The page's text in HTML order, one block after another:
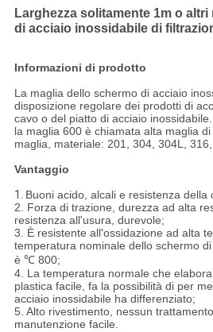
Larghezza solitamente 1m o
di acciaio inossidabile di
Informazioni di prodotto
La maglia dello schermo di acciaio
disposizione regolare dei prodotti di
cavo o del piatto di acciaio
la maglia 600 è chiamata alta maglia
maglia, materiale: 201, 304, 304L,
Vantaggio
1. Buoni acido, alcali e resistenza della
2. Forza di trazione, durezza ad alta
resistenza all'usura, durevole;
3. È resistente all'ossidazione ad alta
temperatura nominale dello schermo
è ℃ 800;
4. La temperatura normale che
plastica facile, fa la possibilità di per
acciaio inossidabile ha differenziato;
5. Alto rivestimento, nessun
manutenzione facile.